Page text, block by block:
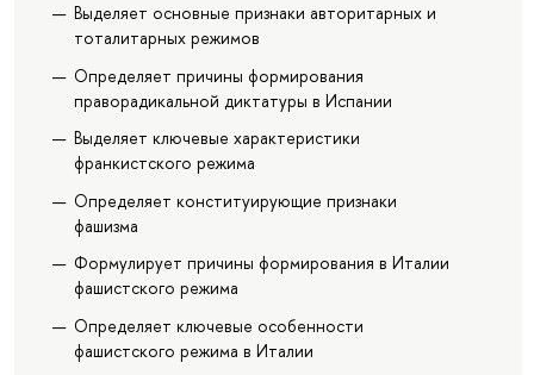
Выделяет основные признаки авторитарных и
тоталитарных режимов
Определяет причины формирования
праворадикальной диктатуры в Испании
Выделяет ключевые характеристики
франкистского режима
Определяет конституирующие признаки
фашизма
Формулирует причины формирования в Италии
фашистского режима
Определяет ключевые особенности
фашистского режима в Италии